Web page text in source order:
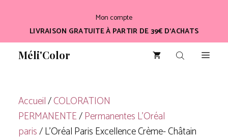
contenu
Mon compte
LIVRAISON GRATUITE À PARTIR DE 39€ D’ACHATS
Méli'Color
Accueil/COLORATION
PERMANENTE/Permanentes L'Oréal
paris/ L’Oréal Paris Excellence Crème- Châtain